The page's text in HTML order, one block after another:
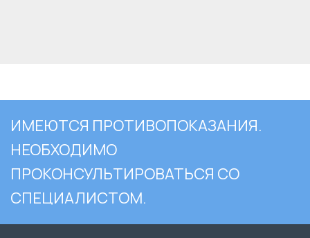
ИМЕЮТСЯ ПРОТИВОПОКАЗАНИЯ.
НЕОБХОДИМО
ПРОКОНСУЛЬТИРОВАТЬСЯ СО
СПЕЦИАЛИСТОМ.